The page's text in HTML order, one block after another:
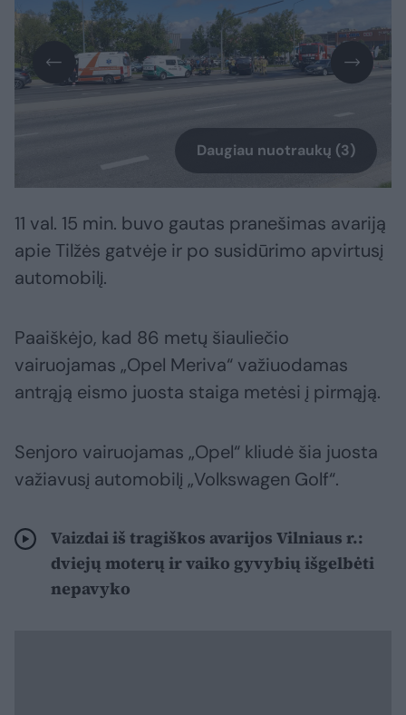
Daugiau nuotraukų (3)
11 val. 15 min. buvo gautas pranešimas avariją
apie Tilžės gatvėje ir po susidūrimo apvirtusį
automobilį.
Paaiškėjo, kad 86 metų šiauliečio
vairuojamas „Opel Meriva“ važiuodamas
antrąją eismo juosta staiga metėsi į pirmąją.
Senjoro vairuojamas „Opel“ kliudė šia juosta
važiavusį automobilį „Volkswagen Golf“.
Vaizdai iš tragiškos avarijos Vilniaus r.:
dviejų moterų ir vaiko gyvybių išgelbėti
nepavyko